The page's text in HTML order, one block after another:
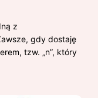
z
gdy dostaję
tzw. „n”, który